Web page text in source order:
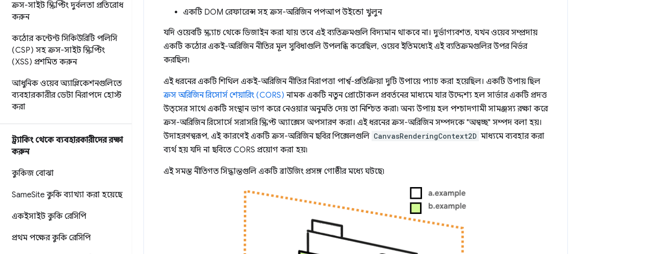
ক্রস-সাইট স্ক্রিপ্টিং দুর্বলতা প্রতিরোধ
করুন
কঠোর কন্টেন্ট সিকিউরিটি পলিসি
(CSP) সহ ক্রস-সাইট স্ক্রিপ্টিং
(XSS) প্রশমিত করুন
আধুনিক ওয়েব অ্যাপ্লিকেশনগুলিতে
ব্যবহারকারীর ডেটা নিরাপদে হোস্ট
করা
ট্র্যাকিং থেকে ব্যবহারকারীদের রক্ষা
করুন
কুকিজ বোঝা
SameSite কুকি ব্যাখ্যা করা হয়েছে
একইসাইট কুকি রেসিপি
প্রথম পক্ষের কুকি রেসিপি
একটি DOM রেফারেন্স সহ ক্রস-অরিজিন পপআপ উইন্ডো খুলুন
যদি ওয়েবটি স্ক্র্যাচ থেকে ডিজাইন করা যায় তবে এই ব্যতিক্রমগুলি বিদ্যমান থাকবে না। দুর্ভাগ্যবশত, যখন ওয়েব সম্প্রদায়
একটি কঠোর একই-অরিজিন নীতির মূল সুবিধাগুলি উপলব্ধি করেছিল, ওয়েব ইতিমধ্যেই এই ব্যতিক্রমগুলির উপর নির্ভর
করছিল৷
এই ধরনের একটি শিথিল একই-অরিজিন নীতির নিরাপত্তা পার্শ্ব-প্রতিক্রিয়া দুটি উপায়ে প্যাচ করা হয়েছিল। একটি উপায় ছিল
ক্রস অরিজিন রিসোর্স শেয়ারিং (CORS) নামক একটি নতুন প্রোটোকল প্রবর্তনের মাধ্যমে যার উদ্দেশ্য হল সার্ভার একটি প্রদত্ত
উত্সের সাথে একটি সংস্থান ভাগ করে নেওয়ার অনুমতি দেয় তা নিশ্চিত করা৷ অন্য উপায় হল পশ্চাদগামী সামঞ্জস্য রক্ষা করে
ক্রস-অরিজিন রিসোর্সে সরাসরি স্ক্রিপ্ট অ্যাক্সেস অপসারণ করা। এই ধরনের ক্রস-অরিজিন সম্পদকে "অস্বচ্ছ" সম্পদ বলা হয়।
উদাহরণস্বরূপ, এই কারণেই একটি ক্রস-অরিজিন ছবির পিক্সেলগুলি CanvasRenderingContext2D মাধ্যমে ব্যবহার করা
ব্যর্থ হয় যদি না ছবিতে CORS প্রয়োগ করা হয়৷
এই সমস্ত নীতিগত সিদ্ধান্তগুলি একটি ব্রাউজিং প্রসঙ্গ গোষ্ঠীর মধ্যে ঘটছে৷